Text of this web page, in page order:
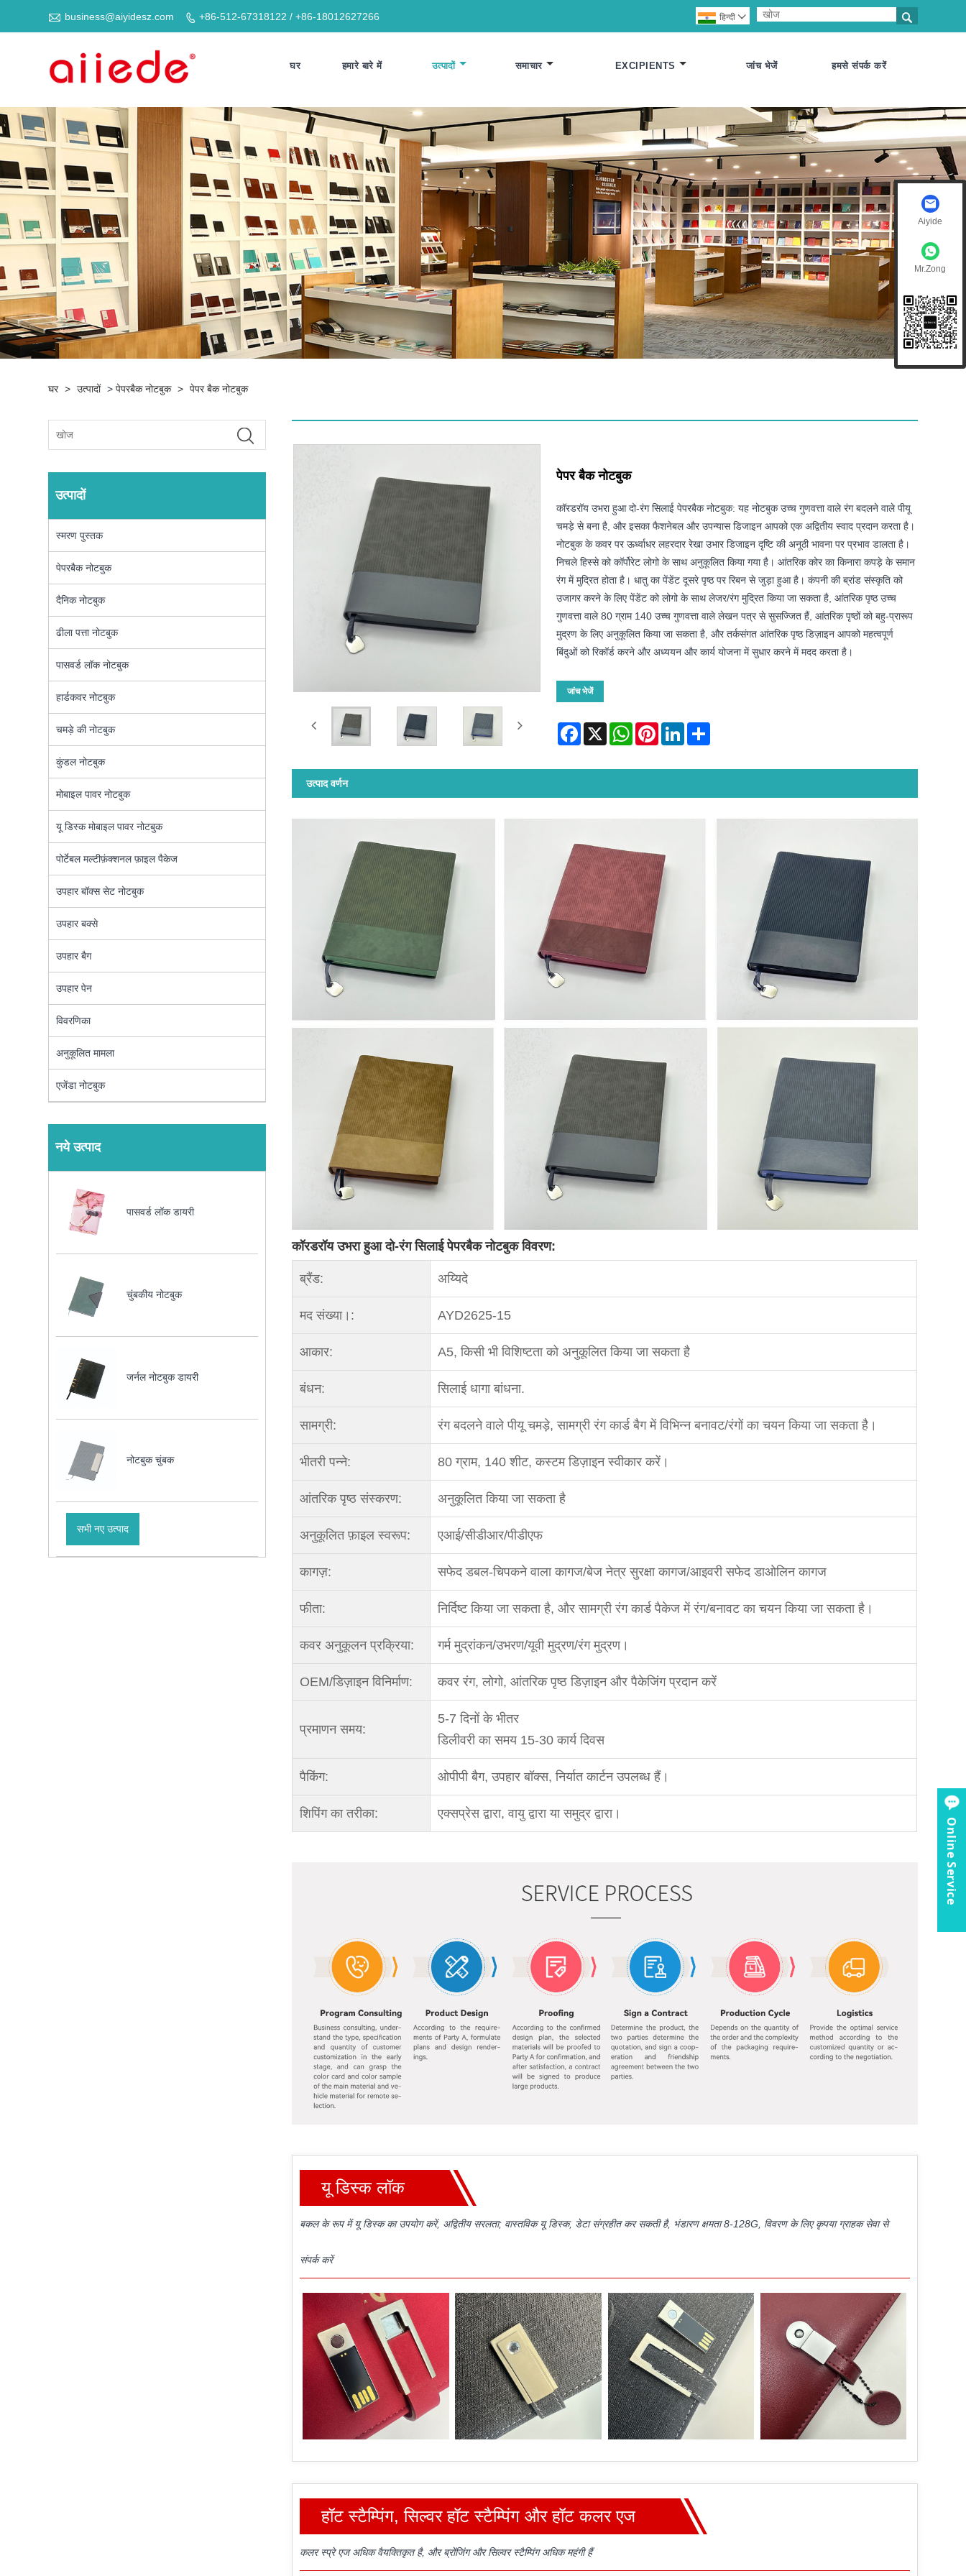
 business@aiyidesz.com  +86-512-67318122 / +86-18012627266 
हिन्दी 
घर हमारे बारे में उत्पादों समाचार EXCIPIENTS जांच भेजें हमसे संपर्क करें
घर > उत्पादों >पेपरबैक नोटबुक > पेपर बैक नोटबुक
उत्पादों
स्मरण पुस्तक
पेपरबैक नोटबुक
दैनिक नोटबुक
ढीला पत्ता नोटबुक
पासवर्ड लॉक नोटबुक
हार्डकवर नोटबुक
चमड़े की नोटबुक
कुंडल नोटबुक
मोबाइल पावर नोटबुक
यू डिस्क मोबाइल पावर नोटबुक
पोर्टेबल मल्टीफ़ंक्शनल फ़ाइल पैकेज
उपहार बॉक्स सेट नोटबुक
उपहार बक्से
उपहार बैग
उपहार पेन
विवरणिका
अनुकूलित मामला
एजेंडा नोटबुक
नये उत्पाद
पासवर्ड लॉक डायरी
चुंबकीय नोटबुक
जर्नल नोटबुक डायरी
नोटबुक चुंबक
सभी नए उत्पाद
पेपर बैक नोटबुक
कॉरडरॉय उभरा हुआ दो-रंग सिलाई पेपरबैक नोटबुक: यह नोटबुक उच्च गुणवत्ता वाले रंग बदलने वाले पीयू
चमड़े से बना है, और इसका फैशनेबल और उपन्यास डिजाइन आपको एक अद्वितीय स्वाद प्रदान करता है।
नोटबुक के कवर पर ऊर्ध्वाधर लहरदार रेखा उभार डिजाइन दृष्टि की अनूठी भावना पर प्रभाव डालता है।
निचले हिस्से को कॉर्पोरेट लोगो के साथ अनुकूलित किया गया है। आंतरिक कोर का किनारा कपड़े के समान
रंग में मुद्रित होता है। धातु का पेंडेंट दूसरे पृष्ठ पर रिबन से जुड़ा हुआ है। कंपनी की ब्रांड संस्कृति को
उजागर करने के लिए पेंडेंट को लोगो के साथ लेजर/रंग मुद्रित किया जा सकता है, आंतरिक पृष्ठ उच्च
गुणवत्ता वाले 80 ग्राम 140 उच्च गुणवत्ता वाले लेखन पत्र से सुसज्जित हैं, आंतरिक पृष्ठों को बहु-प्रारूप
मुद्रण के लिए अनुकूलित किया जा सकता है, और तर्कसंगत आंतरिक पृष्ठ डिज़ाइन आपको महत्वपूर्ण
बिंदुओं को रिकॉर्ड करने और अध्ययन और कार्य योजना में सुधार करने में मदद करता है।
जांच भेजें
Facebook
X WhatsAppPinterestLinkedInShare
उत्पाद वर्णन
कॉरडरॉय उभरा हुआ दो-रंग सिलाई पेपरबैक नोटबुक विवरण:
ब्रैंड: अय्यिदे
मद संख्या।: AYD2625-15
आकार: A5, किसी भी विशिष्टता को अनुकूलित किया जा सकता है
बंधन: सिलाई धागा बांधना.
सामग्री: रंग बदलने वाले पीयू चमड़े, सामग्री रंग कार्ड बैग में विभिन्न बनावट/रंगों का चयन किया जा सकता है।
भीतरी पन्ने: 80 ग्राम, 140 शीट, कस्टम डिज़ाइन स्वीकार करें।
आंतरिक पृष्ठ संस्करण: अनुकूलित किया जा सकता है
अनुकूलित फ़ाइल स्वरूप: एआई/सीडीआर/पीडीएफ
कागज़: सफेद डबल-चिपकने वाला कागज/बेज नेत्र सुरक्षा कागज/आइवरी सफेद डाओलिन कागज
फीता: निर्दिष्ट किया जा सकता है, और सामग्री रंग कार्ड पैकेज में रंग/बनावट का चयन किया जा सकता है।
कवर अनुकूलन प्रक्रिया: गर्म मुद्रांकन/उभरण/यूवी मुद्रण/रंग मुद्रण।
OEM/डिज़ाइन विनिर्माण: कवर रंग, लोगो, आंतरिक पृष्ठ डिज़ाइन और पैकेजिंग प्रदान करें
प्रमाणन समय:
5-7 दिनों के भीतर
डिलीवरी का समय 15-30 कार्य दिवस
पैकिंग: ओपीपी बैग, उपहार बॉक्स, निर्यात कार्टन उपलब्ध हैं।
शिपिंग का तरीका: एक्सप्रेस द्वारा, वायु द्वारा या समुद्र द्वारा।
यू डिस्क लॉक
बकल के रूप में यू डिस्क का उपयोग करें, अद्वितीय सरलता; वास्तविक यू डिस्क, डेटा संग्रहीत कर सकती है, भंडारण क्षमता 8-128G, विवरण के लिए कृपया ग्राहक सेवा से
संपर्क करें
हॉट स्टैम्पिंग, सिल्वर हॉट स्टैम्पिंग और हॉट कलर एज
कलर स्प्रे एज अधिक वैयक्तिकृत है, और ब्रोंजिंग और सिल्वर स्टैम्पिंग अधिक महंगी हैं
Aiyide
Mr.Zong
Online Service